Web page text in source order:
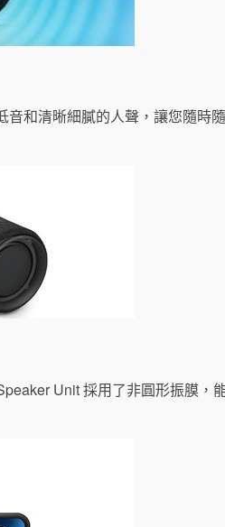
和清晰細膩的人聲，讓您隨時
Unit 採用了非圓形振膜，